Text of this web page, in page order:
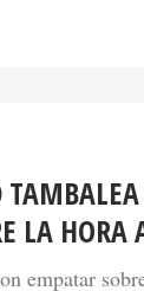
LA HORA
empatar
partido